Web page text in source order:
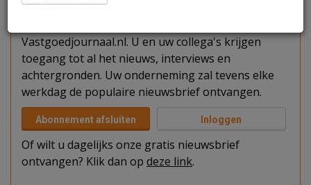
U kunt het artikel niet volledig lezen omdat u nog
Vastgoedjournaal.nl. U en uw collega's krijgen
toegang tot al het nieuws, interviews en
achtergronden. Uw onderneming zal tevens elke
werkdag de populaire nieuwsbrief ontvangen.
Abonnement afsluiten Inloggen
Of wilt u dagelijks onze gratis nieuwsbrief
ontvangen? Klik dan op deze link.